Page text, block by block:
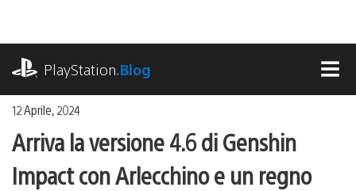
contenuto
PlayStation.Blog
12 Aprile, 2024
Arriva la versione 4.6 di Genshin
Impact con Arlecchino e un regno